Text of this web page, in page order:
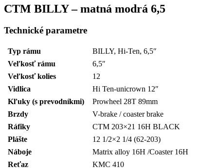
CTM BILLY – matná modrá 6,5
Technické parametre
Typ rámu
BILLY, Hi-Ten, 6,5″
Veľkosť rámu
6,5″
Veľkosť kolies
12
Vidlica
Hi Ten-unicrown 12″
Kľuky (s prevodníkmi)
Prowheel 28T 89mm
Brzdy
V-brake / coaster brake
Ráfiky
CTM 203×21 16H BLACK
Plášte
12 1/2×2 1/4 (62-203)
Náboje
Matrix alloy 16H /Coaster 16H
Reťaz
KMC 410